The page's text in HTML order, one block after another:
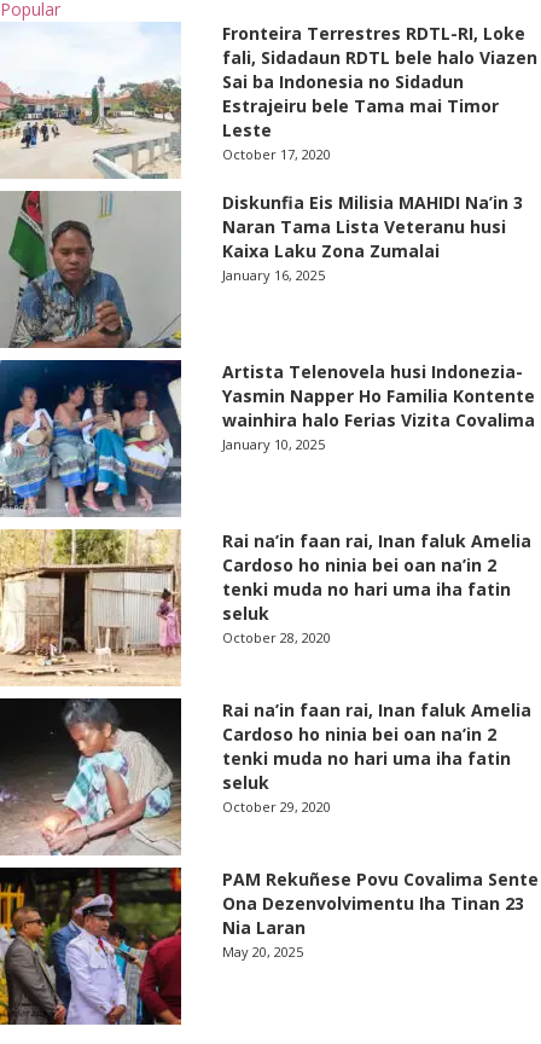
Popular
Fronteira Terrestres RDTL-RI, Loke
fali, Sidadaun RDTL bele halo Viazen
Sai ba Indonesia no Sidadun
Estrajeiru bele Tama mai Timor
Leste
October 17, 2020
Diskunfia Eis Milisia MAHIDI Na’in 3
Naran Tama Lista Veteranu husi
Kaixa Laku Zona Zumalai
January 16, 2025
Artista Telenovela husi Indonezia-
Yasmin Napper Ho Familia Kontente
wainhira halo Ferias Vizita Covalima
January 10, 2025
Rai na’in faan rai, Inan faluk Amelia
Cardoso ho ninia bei oan na’in 2
tenki muda no hari uma iha fatin
seluk
October 28, 2020
Rai na’in faan rai, Inan faluk Amelia
Cardoso ho ninia bei oan na’in 2
tenki muda no hari uma iha fatin
seluk
October 29, 2020
PAM Rekuñese Povu Covalima Sente
Ona Dezenvolvimentu Iha Tinan 23
Nia Laran
May 20, 2025